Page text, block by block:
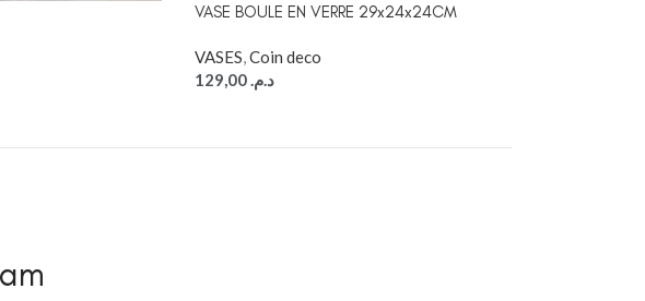
VASE BOULE EN VERRE 29x24x24CM
VASES Coin deco
د.م. 129,00